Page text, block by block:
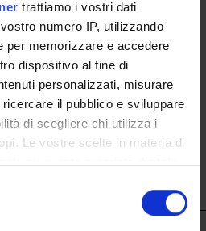
trattiamo i vostri dati
numero IP, utilizzando
per memorizzare e accedere
dispositivo al fine di
personalizzati, misurare
il pubblico e sviluppare
di scegliere chi utilizza i
Le vostre scelte in materia di
su questa proprietà digitale
consenso in qualsiasi
sui cookie o facendo clic